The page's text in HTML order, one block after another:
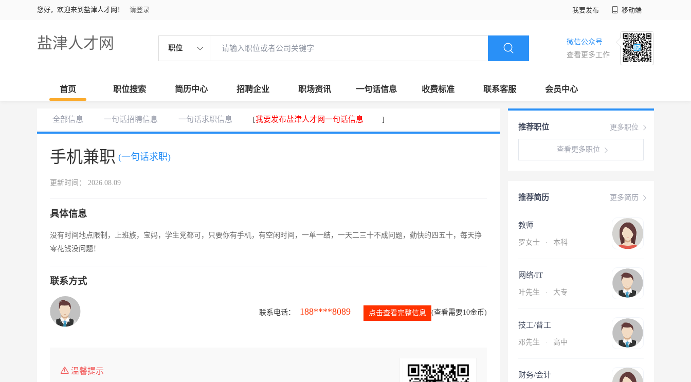
您好，欢迎来到盐津人才网！ 请登录 我要发布 移动端
盐津人才网 职位
微信公众号
查看更多工作
首页 职位搜索 简历中心 招聘企业 职场资讯 一句话信息 收费标准 联系客服 会员中心
全部信息 一句话招聘信息 一句话求职信息 [我要发布盐津人才网一句话信息 ]
手机兼职 (一句话求职)
更新时间： 2026.08.09
具体信息
没有时间地点限制，上班族，宝妈，学生党都可，只要你有手机，有空闲时间，一单一结，一天二三十不成问题，勤快的四五十，每天挣
零花钱没问题！
联系方式
联系电话： 188****8089 点击查看完整信息 (查看需要10金币)
温馨提示
更多职位
推荐职位
查看更多职位
更多简历
推荐简历
教师
罗女士 · 本科
网络/IT
叶先生 · 大专
技工/普工
邓先生 · 高中
财务/会计